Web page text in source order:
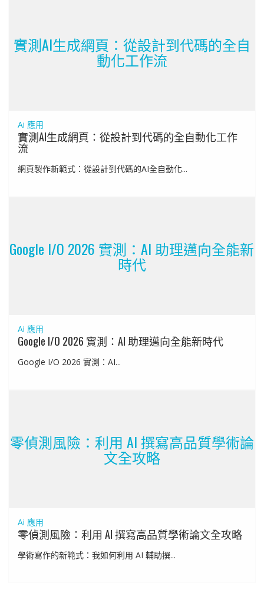
實測AI生成網頁：從設計到代碼的全自
動化工作流
Ai 應用
實測AI生成網頁：從設計到代碼的全自動化工作
流
網頁製作新範式：從設計到代碼的AI全自動化...
Google I/O 2026 實測：AI 助理邁向全能新
時代
Ai 應用
Google I/O 2026 實測：AI 助理邁向全能新時代
Google I/O 2026 實測：AI...
零偵測風險：利用 AI 撰寫高品質學術論
文全攻略
Ai 應用
零偵測風險：利用 AI 撰寫高品質學術論文全攻略
學術寫作的新範式：我如何利用 AI 輔助撰...